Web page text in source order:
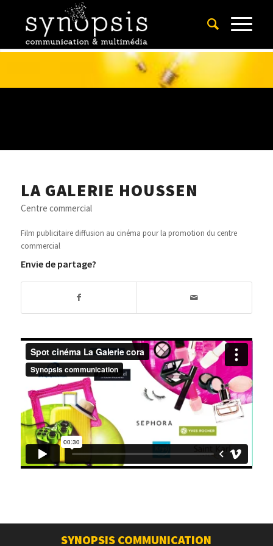
LA GALERIE HOUSSEN
Centre commercial
Film publicitaire diffusion au cinéma pour la promotion du centre
commercial
Envie de partage?
SYNOPSIS COMMUNICATION